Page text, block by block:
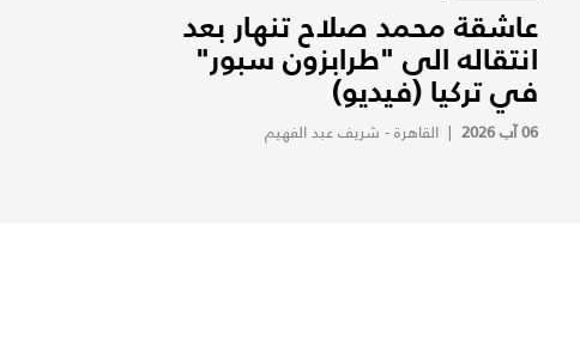
عاشقة محمد صلاح تنهار بعد
انتقاله الى "طرابزون سبور"
في تركيا (فيديو)
06 آب 2026 |القاهرة - شريف عبد الفهيم